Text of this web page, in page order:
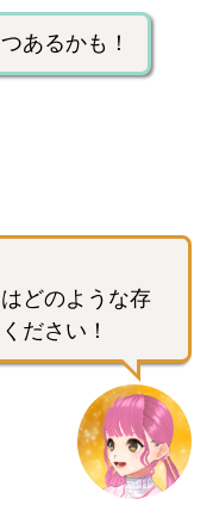
あるかも！
どのような存
ださい！